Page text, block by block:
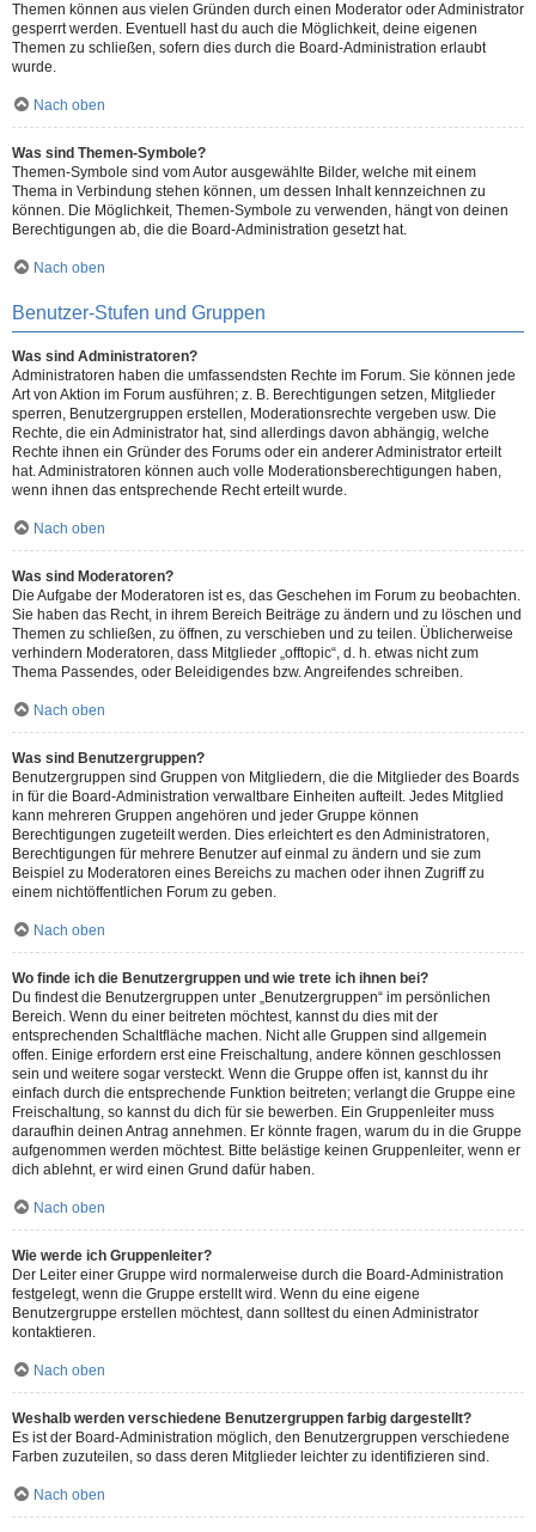
Themen können aus vielen Gründen durch einen Moderator oder Administrator
gesperrt werden. Eventuell hast du auch die Möglichkeit, deine eigenen
Themen zu schließen, sofern dies durch die Board-Administration erlaubt
wurde.
Nach oben
Was sind Themen-Symbole?
Themen-Symbole sind vom Autor ausgewählte Bilder, welche mit einem
Thema in Verbindung stehen können, um dessen Inhalt kennzeichnen zu
können. Die Möglichkeit, Themen-Symbole zu verwenden, hängt von deinen
Berechtigungen ab, die die Board-Administration gesetzt hat.
Nach oben
Benutzer-Stufen und Gruppen
Was sind Administratoren?
Administratoren haben die umfassendsten Rechte im Forum. Sie können jede
Art von Aktion im Forum ausführen; z. B. Berechtigungen setzen, Mitglieder
sperren, Benutzergruppen erstellen, Moderationsrechte vergeben usw. Die
Rechte, die ein Administrator hat, sind allerdings davon abhängig, welche
Rechte ihnen ein Gründer des Forums oder ein anderer Administrator erteilt
hat. Administratoren können auch volle Moderationsberechtigungen haben,
wenn ihnen das entsprechende Recht erteilt wurde.
Nach oben
Was sind Moderatoren?
Die Aufgabe der Moderatoren ist es, das Geschehen im Forum zu beobachten.
Sie haben das Recht, in ihrem Bereich Beiträge zu ändern und zu löschen und
Themen zu schließen, zu öffnen, zu verschieben und zu teilen. Üblicherweise
verhindern Moderatoren, dass Mitglieder „offtopic“, d. h. etwas nicht zum
Thema Passendes, oder Beleidigendes bzw. Angreifendes schreiben.
Nach oben
Was sind Benutzergruppen?
Benutzergruppen sind Gruppen von Mitgliedern, die die Mitglieder des Boards
in für die Board-Administration verwaltbare Einheiten aufteilt. Jedes Mitglied
kann mehreren Gruppen angehören und jeder Gruppe können
Berechtigungen zugeteilt werden. Dies erleichtert es den Administratoren,
Berechtigungen für mehrere Benutzer auf einmal zu ändern und sie zum
Beispiel zu Moderatoren eines Bereichs zu machen oder ihnen Zugriff zu
einem nichtöffentlichen Forum zu geben.
Nach oben
Wo finde ich die Benutzergruppen und wie trete ich ihnen bei?
Du findest die Benutzergruppen unter „Benutzergruppen“ im persönlichen
Bereich. Wenn du einer beitreten möchtest, kannst du dies mit der
entsprechenden Schaltfläche machen. Nicht alle Gruppen sind allgemein
offen. Einige erfordern erst eine Freischaltung, andere können geschlossen
sein und weitere sogar versteckt. Wenn die Gruppe offen ist, kannst du ihr
einfach durch die entsprechende Funktion beitreten; verlangt die Gruppe eine
Freischaltung, so kannst du dich für sie bewerben. Ein Gruppenleiter muss
daraufhin deinen Antrag annehmen. Er könnte fragen, warum du in die Gruppe
aufgenommen werden möchtest. Bitte belästige keinen Gruppenleiter, wenn er
dich ablehnt, er wird einen Grund dafür haben.
Nach oben
Wie werde ich Gruppenleiter?
Der Leiter einer Gruppe wird normalerweise durch die Board-Administration
festgelegt, wenn die Gruppe erstellt wird. Wenn du eine eigene
Benutzergruppe erstellen möchtest, dann solltest du einen Administrator
kontaktieren.
Nach oben
Weshalb werden verschiedene Benutzergruppen farbig dargestellt?
Es ist der Board-Administration möglich, den Benutzergruppen verschiedene
Farben zuzuteilen, so dass deren Mitglieder leichter zu identifizieren sind.
Nach oben